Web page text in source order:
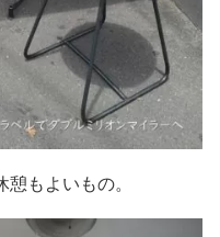
もよいもの。